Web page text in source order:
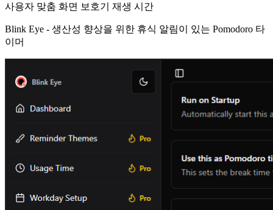
사용자 맞춤 화면 보호기 재생 시간
Blink Eye - 생산성 향상을 위한 휴식 알림이 있는 Pomodoro 타
이머